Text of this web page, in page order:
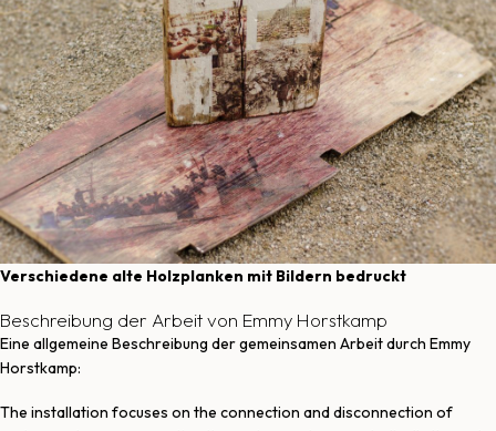
Verschiedene alte Holzplanken mit Bildern bedruckt
Beschreibung der Arbeit von Emmy Horstkamp
Eine allgemeine Beschreibung der gemeinsamen Arbeit durch Emmy
Horstkamp:
The installation focuses on the connection and disconnection of